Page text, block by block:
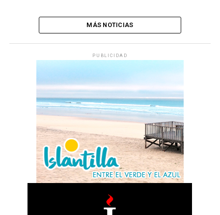
MÁS NOTICIAS
PUBLICIDAD